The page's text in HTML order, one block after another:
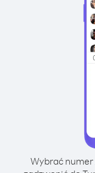
Wybrać